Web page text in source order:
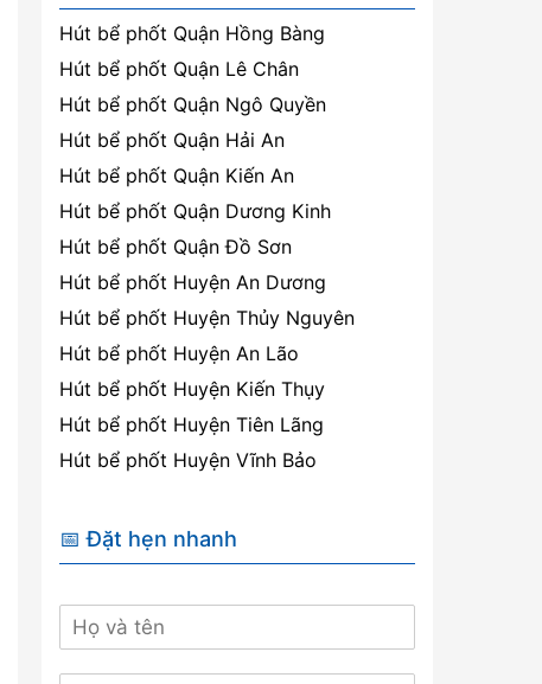
Hút bể phốt Quận Hồng Bàng
Hút bể phốt Quận Lê Chân
Hút bể phốt Quận Ngô Quyền
Hút bể phốt Quận Hải An
Hút bể phốt Quận Kiến An
Hút bể phốt Quận Dương Kinh
Hút bể phốt Quận Đồ Sơn
Hút bể phốt Huyện An Dương
Hút bể phốt Huyện Thủy Nguyên
Hút bể phốt Huyện An Lão
Hút bể phốt Huyện Kiến Thụy
Hút bể phốt Huyện Tiên Lãng
Hút bể phốt Huyện Vĩnh Bảo
📅 Đặt hẹn nhanh